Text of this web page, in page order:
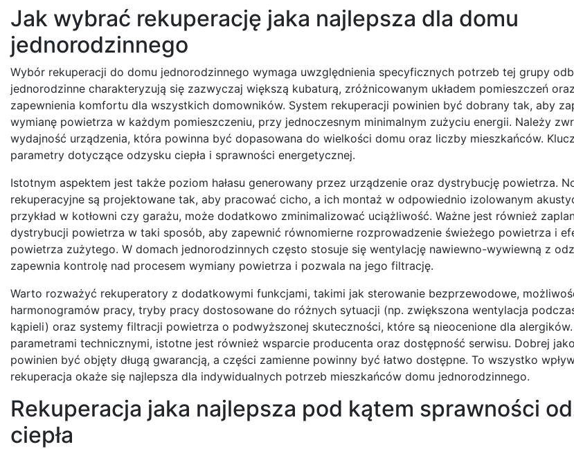
Jak wybrać rekuperację jaka najlepsza dla domu
jednorodzinnego
Wybór rekuperacji do domu jednorodzinnego wymaga uwzględnienia specyficznych potrzeb tej grupy
jednorodzinne charakteryzują się zazwyczaj większą kubaturą, zróżnicowanym układem pomieszczeń
zapewnienia komfortu dla wszystkich domowników. System rekuperacji powinien być dobrany tak, aby
wymianę powietrza w każdym pomieszczeniu, przy jednoczesnym minimalnym zużyciu energii. Należy
wydajność urządzenia, która powinna być dopasowana do wielkości domu oraz liczby mieszkańców.
parametry dotyczące odzysku ciepła i sprawności energetycznej.
Istotnym aspektem jest także poziom hałasu generowany przez urządzenie oraz dystrybucję powietrza.
rekuperacyjne są projektowane tak, aby pracować cicho, a ich montaż w odpowiednio izolowanym
przykład w kotłowni czy garażu, może dodatkowo zminimalizować uciążliwość. Ważne jest również
dystrybucji powietrza w taki sposób, aby zapewnić równomierne rozprowadzenie świeżego powietrza i
powietrza zużytego. W domach jednorodzinnych często stosuje się wentylację nawiewno-wywiewną z
zapewnia kontrolę nad procesem wymiany powietrza i pozwala na jego filtrację.
Warto rozważyć rekuperatory z dodatkowymi funkcjami, takimi jak sterowanie bezprzewodowe,
harmonogramów pracy, tryby pracy dostosowane do różnych sytuacji (np. zwiększona wentylacja
kąpieli) oraz systemy filtracji powietrza o podwyższonej skuteczności, które są nieocenione dla alergików.
parametrami technicznymi, istotne jest również wsparcie producenta oraz dostępność serwisu. Dobrej
powinien być objęty długą gwarancją, a części zamienne powinny być łatwo dostępne. To wszystko
rekuperacja okaże się najlepsza dla indywidualnych potrzeb mieszkańców domu jednorodzinnego.
Rekuperacja jaka najlepsza pod kątem sprawności
ciepła